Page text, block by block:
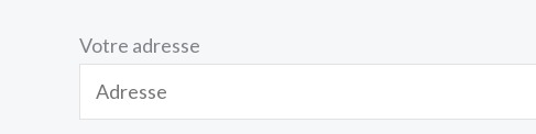
Votre adresse